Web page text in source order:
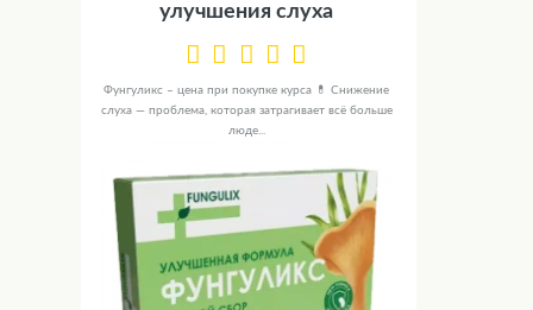
улучшения слуха
Фунгуликс – цена при покупке курса 💊 Снижение
слуха — проблема, которая затрагивает всё больше
люде...